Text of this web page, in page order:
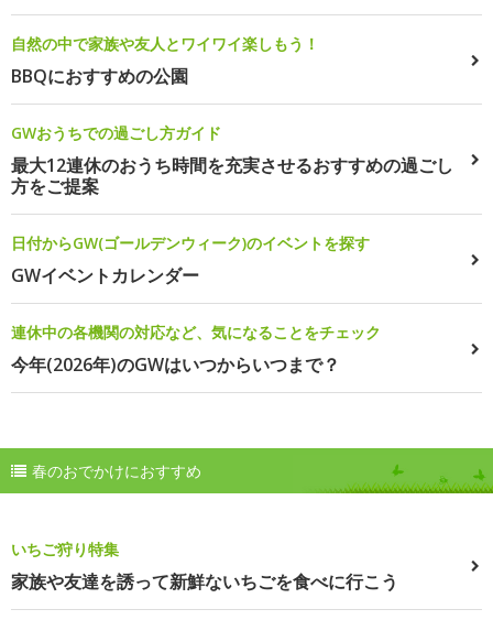
自然の中で家族や友人とワイワイ楽しもう！
BBQにおすすめの公園
GWおうちでの過ごし方ガイド
最大12連休のおうち時間を充実させるおすすめの過ごし
方をご提案
日付からGW(ゴールデンウィーク)のイベントを探す
GWイベントカレンダー
連休中の各機関の対応など、気になることをチェック
今年(2026年)のGWはいつからいつまで？
春のおでかけにおすすめ
いちご狩り特集
家族や友達を誘って新鮮ないちごを食べに行こう